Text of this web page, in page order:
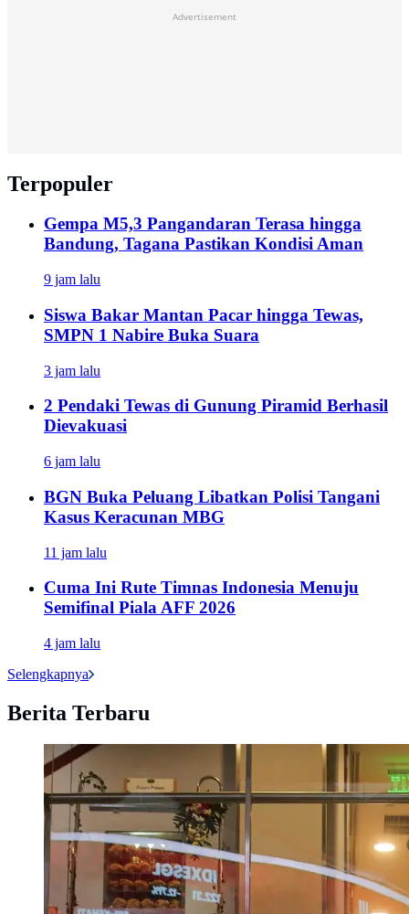
Advertisement
Terpopuler
Gempa M5,3 Pangandaran Terasa hingga
Bandung, Tagana Pastikan Kondisi Aman
9 jam lalu
Siswa Bakar Mantan Pacar hingga Tewas,
SMPN 1 Nabire Buka Suara
3 jam lalu
2 Pendaki Tewas di Gunung Piramid Berhasil
Dievakuasi
6 jam lalu
BGN Buka Peluang Libatkan Polisi Tangani
Kasus Keracunan MBG
11 jam lalu
Cuma Ini Rute Timnas Indonesia Menuju
Semifinal Piala AFF 2026
4 jam lalu
Selengkapnya
Berita Terbaru